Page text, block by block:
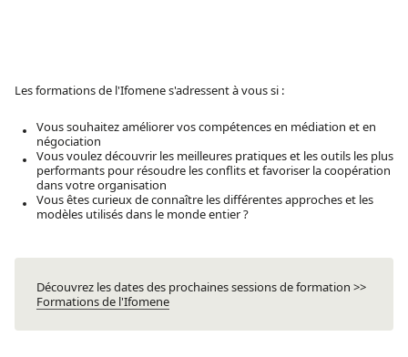
Les formations de l'Ifomene s'adressent à vous si :
Vous souhaitez améliorer vos compétences en médiation et en
négociation
Vous voulez découvrir les meilleures pratiques et les outils les plus
performants pour résoudre les conflits et favoriser la coopération
dans votre organisation
Vous êtes curieux de connaître les différentes approches et les
modèles utilisés dans le monde entier ?
Découvrez les dates des prochaines sessions de formation >>
Formations de l'Ifomene